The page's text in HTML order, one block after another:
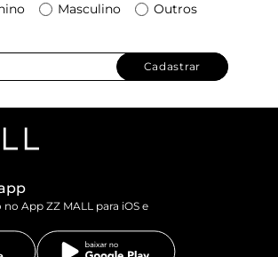
Masculino Outros
Cadastrar
App ZZ MALL para iOS e